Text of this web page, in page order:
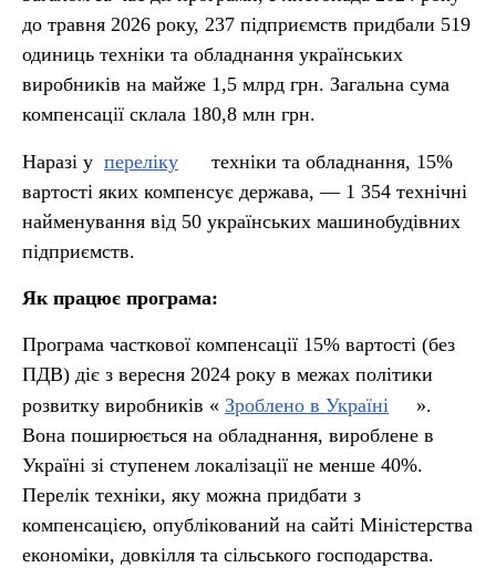
до травня 2026 року, 237 підприємств придбали 519
одиниць техніки та обладнання українських
виробників на майже 1,5 млрд грн. Загальна сума
компенсації склала 180,8 млн грн.
Наразі у переліку
техніки та обладнання, 15%
вартості яких компенсує держава, — 1 354 технічні
найменування від 50 українських машинобудівних
підприємств.
Як працює програма:
Програма часткової компенсації 15% вартості (без
ПДВ) діє з вересня 2024 року в межах політики
розвитку виробників « Зроблено в Україні
».
Вона поширюється на обладнання, вироблене в
Україні зі ступенем локалізації не менше 40%.
Перелік техніки, яку можна придбати з
компенсацією, опублікований на сайті Міністерства
економіки, довкілля та сільського господарства.